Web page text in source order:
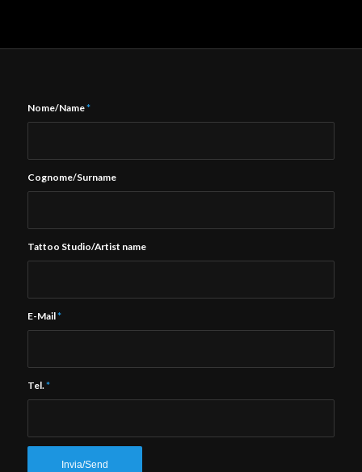
Nome/Name*
Cognome/Surname
Tattoo Studio/Artist name
E-Mail*
Tel.*